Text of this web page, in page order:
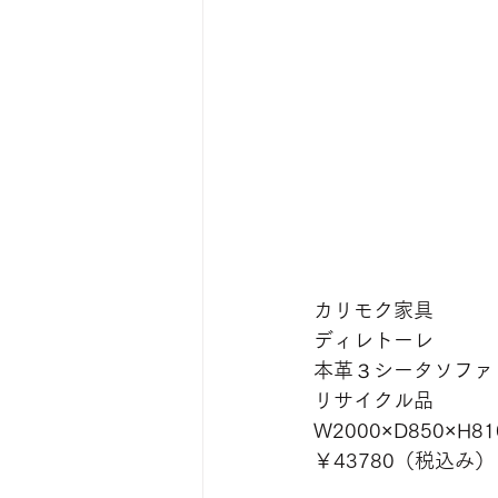
カリモク家具
ディレトーレ
本革３シータソファ
リサイクル品
￥43780（税込み）